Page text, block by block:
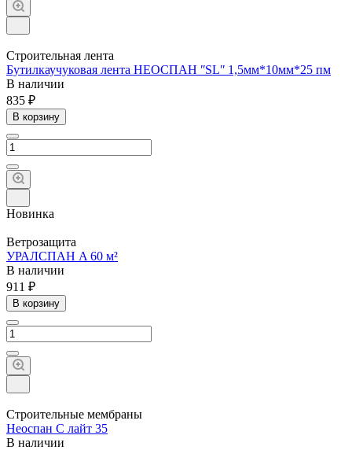
Строительная лента
Бутилкаучуковая лента НЕОСПАН ʺSLʺ 1,5мм*10мм*25 пм
В наличии
835 ₽
В корзину
Новинка
Ветрозащита
УРАЛСПАН A 60 м²
В наличии
911 ₽
В корзину
Строительные мембраны
Неоспан С лайт 35
В наличии